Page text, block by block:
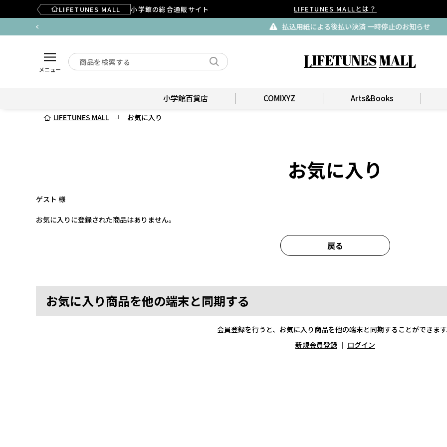
LIFETUNES MALL 小学館の総合通販サイト LIFETUNES MALLとは？
払込用紙による後払い決済 一時停止のお知らせ
メニュー
小学館百貨店 COMIXYZ Arts&Books
LIFETUNES MALL お気に入り
お気に入り
ゲスト 様
お気に入りに登録された商品はありません。
戻る
お気に入り商品を他の端末と同期する
会員登録を行うと、お気に入り商品を他の端末と同期することができま
新規会員登録 ｜ ログイン